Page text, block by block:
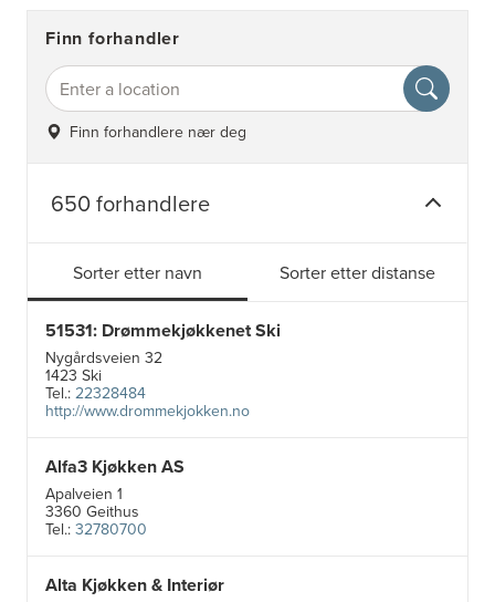
Finn forhandler
Finn forhandlere nær deg
650 forhandlere
Sorter etter navn Sorter etter distanse
51531: Drømmekjøkkenet Ski
Nygårdsveien 32
1423 Ski
Tel.: 22328484
http://www.drommekjokken.no
Alfa3 Kjøkken AS
Apalveien 1
3360 Geithus
Tel.: 32780700
Alta Kjøkken & Interiør